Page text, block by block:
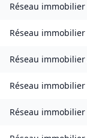
Réseau immobilier
Réseau immobilier
Réseau immobilier
Réseau immobilier
Réseau immobilier